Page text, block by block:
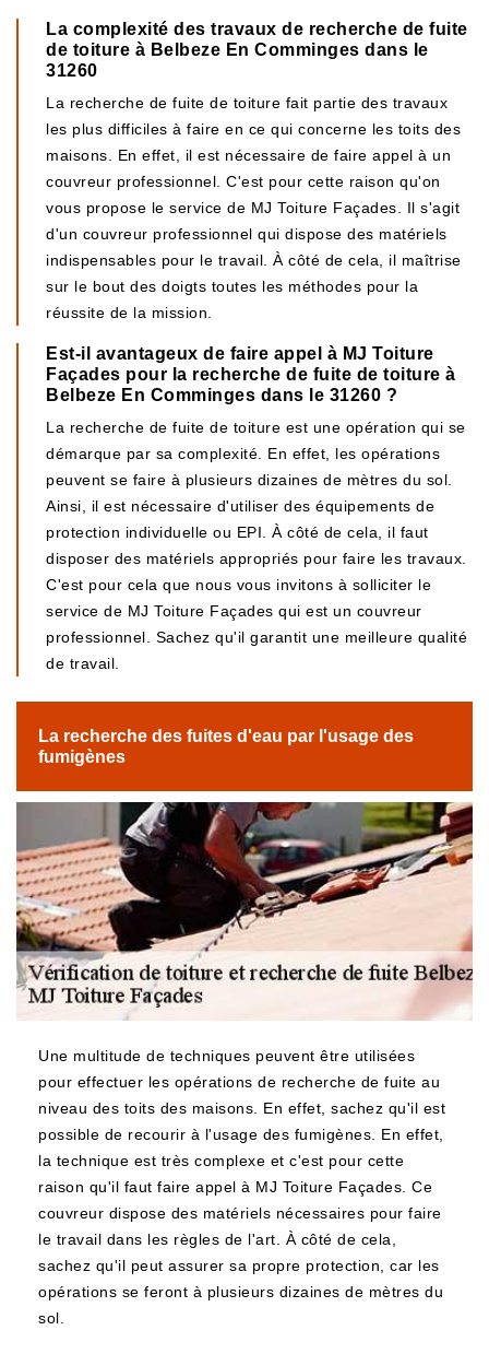
La complexité des travaux de recherche de fuite
de toiture à Belbeze En Comminges dans le
31260
La recherche de fuite de toiture fait partie des travaux
les plus difficiles à faire en ce qui concerne les toits des
maisons. En effet, il est nécessaire de faire appel à un
couvreur professionnel. C'est pour cette raison qu'on
vous propose le service de MJ Toiture Façades. Il s'agit
d'un couvreur professionnel qui dispose des matériels
indispensables pour le travail. À côté de cela, il maîtrise
sur le bout des doigts toutes les méthodes pour la
réussite de la mission.
Est-il avantageux de faire appel à MJ Toiture
Façades pour la recherche de fuite de toiture à
Belbeze En Comminges dans le 31260 ?
La recherche de fuite de toiture est une opération qui se
démarque par sa complexité. En effet, les opérations
peuvent se faire à plusieurs dizaines de mètres du sol.
Ainsi, il est nécessaire d'utiliser des équipements de
protection individuelle ou EPI. À côté de cela, il faut
disposer des matériels appropriés pour faire les travaux.
C'est pour cela que nous vous invitons à solliciter le
service de MJ Toiture Façades qui est un couvreur
professionnel. Sachez qu'il garantit une meilleure qualité
de travail.
La recherche des fuites d'eau par l'usage des
fumigènes
Une multitude de techniques peuvent être utilisées
pour effectuer les opérations de recherche de fuite au
niveau des toits des maisons. En effet, sachez qu'il est
possible de recourir à l'usage des fumigènes. En effet,
la technique est très complexe et c'est pour cette
raison qu'il faut faire appel à MJ Toiture Façades. Ce
couvreur dispose des matériels nécessaires pour faire
le travail dans les règles de l'art. À côté de cela,
sachez qu'il peut assurer sa propre protection, car les
opérations se feront à plusieurs dizaines de mètres du
sol.